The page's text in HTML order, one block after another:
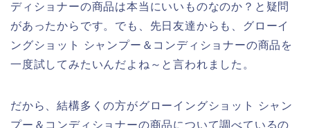
ディショナーの商品は本当にいいものなのか？と疑問
があったからです。でも、先日友達からも、グローイ
ングショット シャンプー＆コンディショナーの商品を
一度試してみたいんだよね～と言われました。
だから、結構多くの方がグローイングショット シャン
プー＆コンディショナーの商品について調べているの